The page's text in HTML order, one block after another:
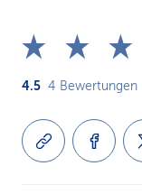
4.5 4 Bewertungen